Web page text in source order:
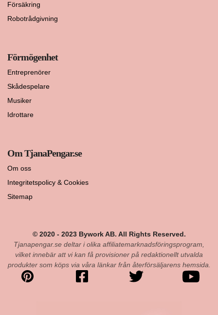
Försäkring
Robotrådgivning
Förmögenhet
Entreprenörer
Skådespelare
Musiker
Idrottare
Om TjanaPengar.se
Om oss
Integritetspolicy & Cookies
Sitemap
© 2020 - 2023 Bywork AB. All Rights Reserved.
Tjanapengar.se deltar i olika affiliatemarknadsföringsprogram,
vilket innebär att vi kan få provisioner på redaktionellt utvalda
produkter som köps via våra länkar från återförsäljarens hemsida.